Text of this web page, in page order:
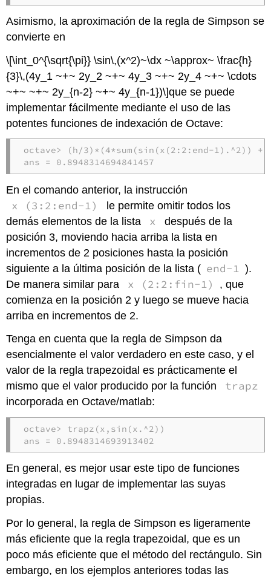
Asimismo, la aproximación de la regla de Simpson se
convierte en
\[\int_0^{\sqrt{\pi}} \sin\,(x^2)~\dx ~\approx~ \frac{h}
{3}\,(4y_1 ~+~ 2y_2 ~+~ 4y_3 ~+~ 2y_4 ~+~ \cdots
~+~ ~+~ 2y_{n-2} ~+~ 4y_{n-1})\]que se puede
implementar fácilmente mediante el uso de las
potentes funciones de indexación de Octave:
octave> (h/3)*(4*sum(sin(x(2:2:end-1).^2)) +
ans = 0.8948314694841457
En el comando anterior, la instrucción
x (3:2:end-1)
le permite omitir todos los
demás elementos de la lista
x
después de la
posición 3, moviendo hacia arriba la lista en
incrementos de 2 posiciones hasta la posición
siguiente a la última posición de la lista ( end-1 ).
De manera similar para
x (2:2:fin-1)
, que
comienza en la posición 2 y luego se mueve hacia
arriba en incrementos de 2.
Tenga en cuenta que la regla de Simpson da
esencialmente el valor verdadero en este caso, y el
valor de la regla trapezoidal es prácticamente el
mismo que el valor producido por la función
trapz
incorporada en Octave/matlab:
octave> trapz(x,sin(x.^2))
ans = 0.8948314693913402
En general, es mejor usar este tipo de funciones
integradas en lugar de implementar las suyas
propias.
Por lo general, la regla de Simpson es ligeramente
más eficiente que la regla trapezoidal, que es un
poco más eficiente que el método del rectángulo. Sin
embargo, en los ejemplos anteriores todas las